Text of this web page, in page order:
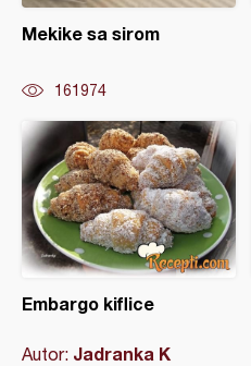
Mekike sa sirom
161974
Embargo kiflice
Autor: Jadranka K